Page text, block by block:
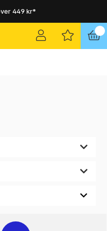
449 kr*
pakkeshop
pakkeshop